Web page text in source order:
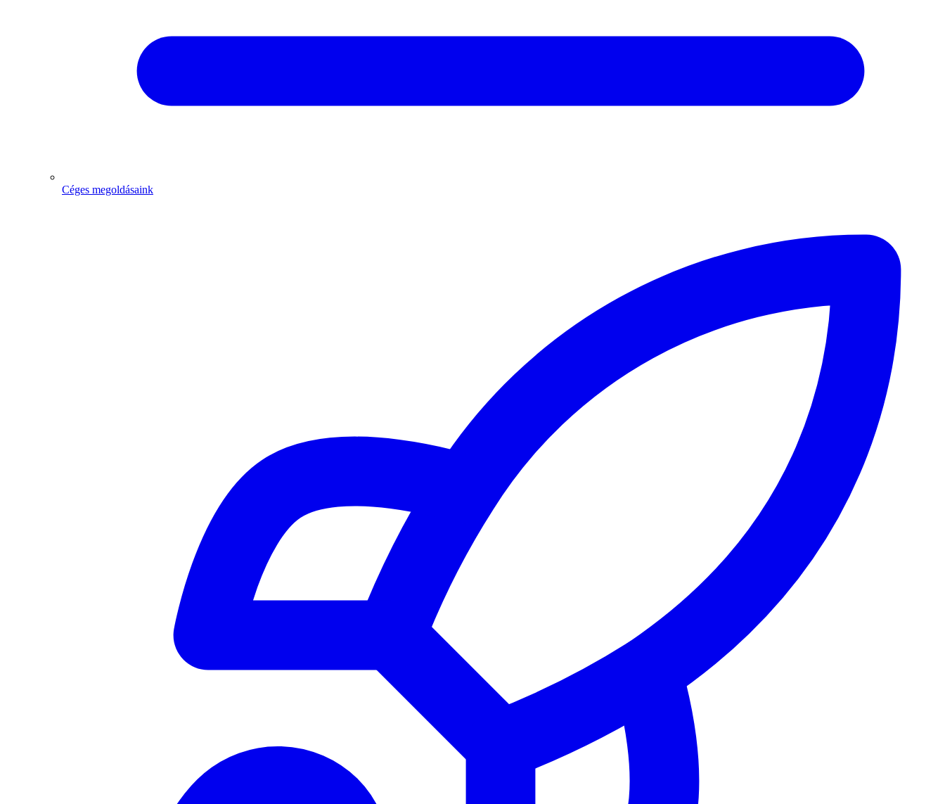
Céges megoldásaink